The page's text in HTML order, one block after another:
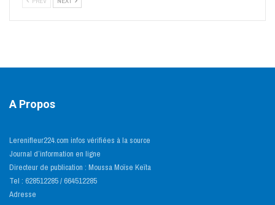
A Propos
Lerenifleur224.com infos vérifiées à la source
Journal d’information en ligne
Directeur de publication : Moussa Moïse Keïta
Tel : 628512285 / 664512285
Adresse